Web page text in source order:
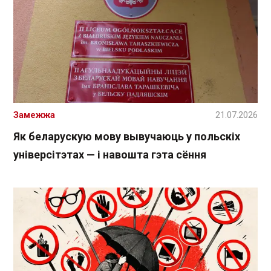
Як беларускую мову вывучаюць у польскіх
універсітэтах — і навошта гэта сёння
Замежжа 21.07.2026